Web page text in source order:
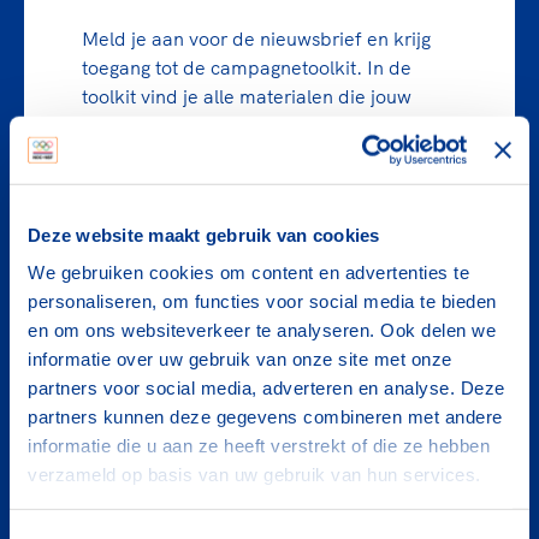
Deze website maakt gebruik van cookies
We gebruiken cookies om content en advertenties te
personaliseren, om functies voor social media te bieden
en om ons websiteverkeer te analyseren. Ook delen we
informatie over uw gebruik van onze site met onze
partners voor social media, adverteren en analyse. Deze
partners kunnen deze gegevens combineren met andere
informatie die u aan ze heeft verstrekt of die ze hebben
verzameld op basis van uw gebruik van hun services.
Meld je aan voor de nieuwsbrief en krijg
toegang tot de campagnetoolkit. In de
toolkit vind je alle materialen die jouw
tijdens jouw Nationale Sportweek te
promoten. De toolkit bevat onder andere
boost’, toffe visuals, pakkende social
media posts, nieuwsberichten en
templates die je kan personaliseren.
Organiseer sportactiviteiten